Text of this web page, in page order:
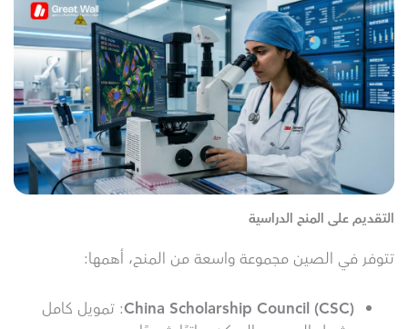
التقديم على المنح الدراسية
تتوفر في الصين مجموعة واسعة من المنح، أهمها:
China Scholarship Council (CSC): تمويل كامل